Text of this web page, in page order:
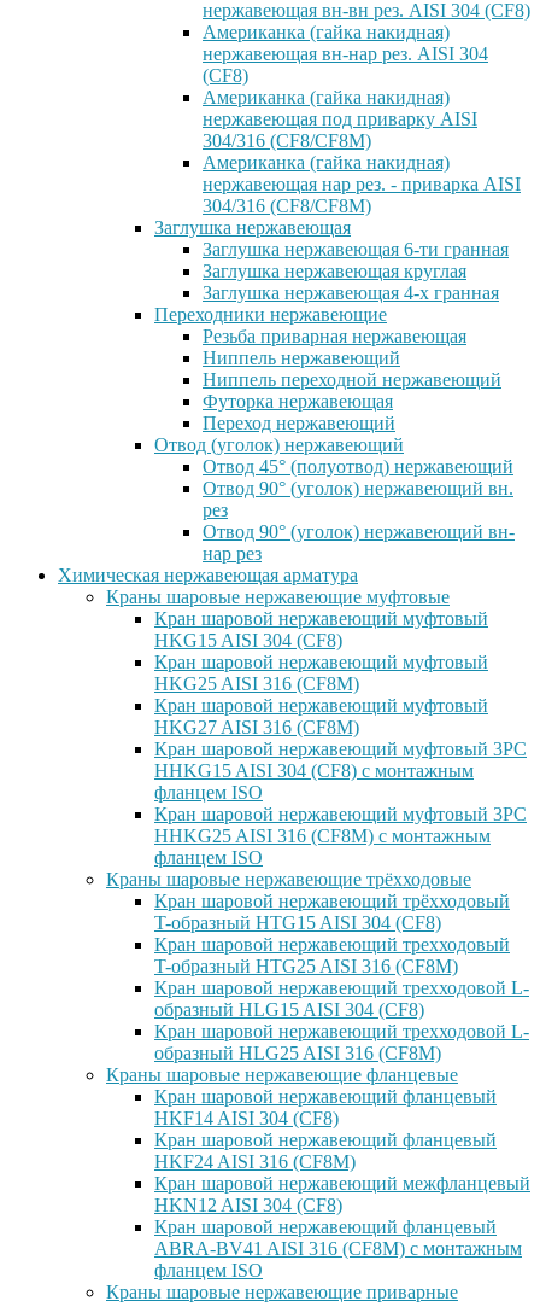
нержавеющая вн-вн рез. AISI 304 (CF8)
Американка (гайка накидная)
нержавеющая вн-нар рез. AISI 304
(CF8)
Американка (гайка накидная)
нержавеющая под приварку AISI
304/316 (CF8/CF8M)
Американка (гайка накидная)
нержавеющая нар рез. - приварка AISI
304/316 (CF8/CF8M)
Заглушка нержавеющая
Заглушка нержавеющая 6-ти гранная
Заглушка нержавеющая круглая
Заглушка нержавеющая 4-х гранная
Переходники нержавеющие
Резьба приварная нержавеющая
Ниппель нержавеющий
Ниппель переходной нержавеющий
Футорка нержавеющая
Переход нержавеющий
Отвод (уголок) нержавеющий
Отвод 45° (полуотвод) нержавеющий
Отвод 90° (уголок) нержавеющий вн.
рез
Отвод 90° (уголок) нержавеющий вн-
нар рез
Химическая нержавеющая арматура
Краны шаровые нержавеющие муфтовые
Кран шаровой нержавеющий муфтовый
HKG15 AISI 304 (CF8)
Кран шаровой нержавеющий муфтовый
HKG25 AISI 316 (CF8M)
Кран шаровой нержавеющий муфтовый
HKG27 AISI 316 (CF8M)
Кран шаровой нержавеющий муфтовый 3PC
HHKG15 AISI 304 (CF8) с монтажным
фланцем ISO
Кран шаровой нержавеющий муфтовый 3PC
HHKG25 AISI 316 (CF8M) с монтажным
фланцем ISO
Краны шаровые нержавеющие трёхходовые
Кран шаровой нержавеющий трёхходовый
T-образный HTG15 AISI 304 (CF8)
Кран шаровой нержавеющий трехходовый
T-образный HTG25 AISI 316 (CF8M)
Кран шаровой нержавеющий трехходовой L-
образный HLG15 AISI 304 (CF8)
Кран шаровой нержавеющий трехходовой L-
образный HLG25 AISI 316 (CF8M)
Краны шаровые нержавеющие фланцевые
Кран шаровой нержавеющий фланцевый
HKF14 AISI 304 (CF8)
Кран шаровой нержавеющий фланцевый
HKF24 AISI 316 (CF8M)
Кран шаровой нержавеющий межфланцевый
HKN12 AISI 304 (CF8)
Кран шаровой нержавеющий фланцевый
ABRA-BV41 AISI 316 (CF8M) с монтажным
фланцем ISO
Краны шаровые нержавеющие приварные